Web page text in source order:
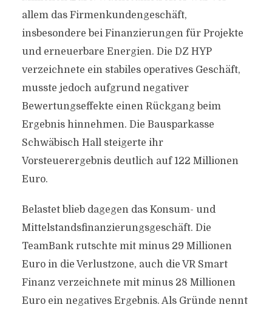
allem das Firmenkundengeschäft,
insbesondere bei Finanzierungen für Projekte
und erneuerbare Energien. Die DZ HYP
verzeichnete ein stabiles operatives Geschäft,
musste jedoch aufgrund negativer
Bewertungseffekte einen Rückgang beim
Ergebnis hinnehmen. Die Bausparkasse
Schwäbisch Hall steigerte ihr
Vorsteuerergebnis deutlich auf 122 Millionen
Euro.
Belastet blieb dagegen das Konsum- und
Mittelstandsfinanzierungsgeschäft. Die
TeamBank rutschte mit minus 29 Millionen
Euro in die Verlustzone, auch die VR Smart
Finanz verzeichnete mit minus 28 Millionen
Euro ein negatives Ergebnis. Als Gründe nennt